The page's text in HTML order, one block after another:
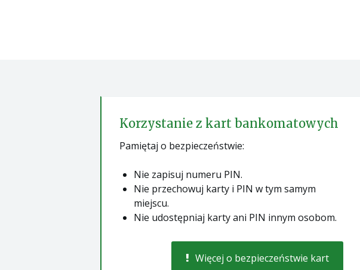
Korzystanie z kart bankomatowych
Pamiętaj o bezpieczeństwie:
Nie zapisuj numeru PIN.
Nie przechowuj karty i PIN w tym samym
miejscu.
Nie udostępniaj karty ani PIN innym osobom.
Więcej o bezpieczeństwie kart